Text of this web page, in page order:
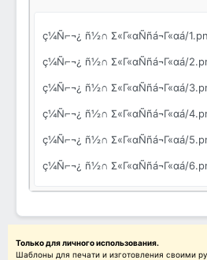
ç¼Ñ⌐¬¿ ñ½∩ Σ«Γ«αÑñá¬Γ«αá/
ç¼Ñ⌐¬¿ ñ½∩ Σ«Γ«αÑñá¬Γ«αá/
ç¼Ñ⌐¬¿ ñ½∩ Σ«Γ«αÑñá¬Γ«αá/
ç¼Ñ⌐¬¿ ñ½∩ Σ«Γ«αÑñá¬Γ«αá/
ç¼Ñ⌐¬¿ ñ½∩ Σ«Γ«αÑñá¬Γ«αá/
ç¼Ñ⌐¬¿ ñ½∩ Σ«Γ«αÑñá¬Γ«αá/
Только для личного использования.
Шаблоны для печати и изготовления своими